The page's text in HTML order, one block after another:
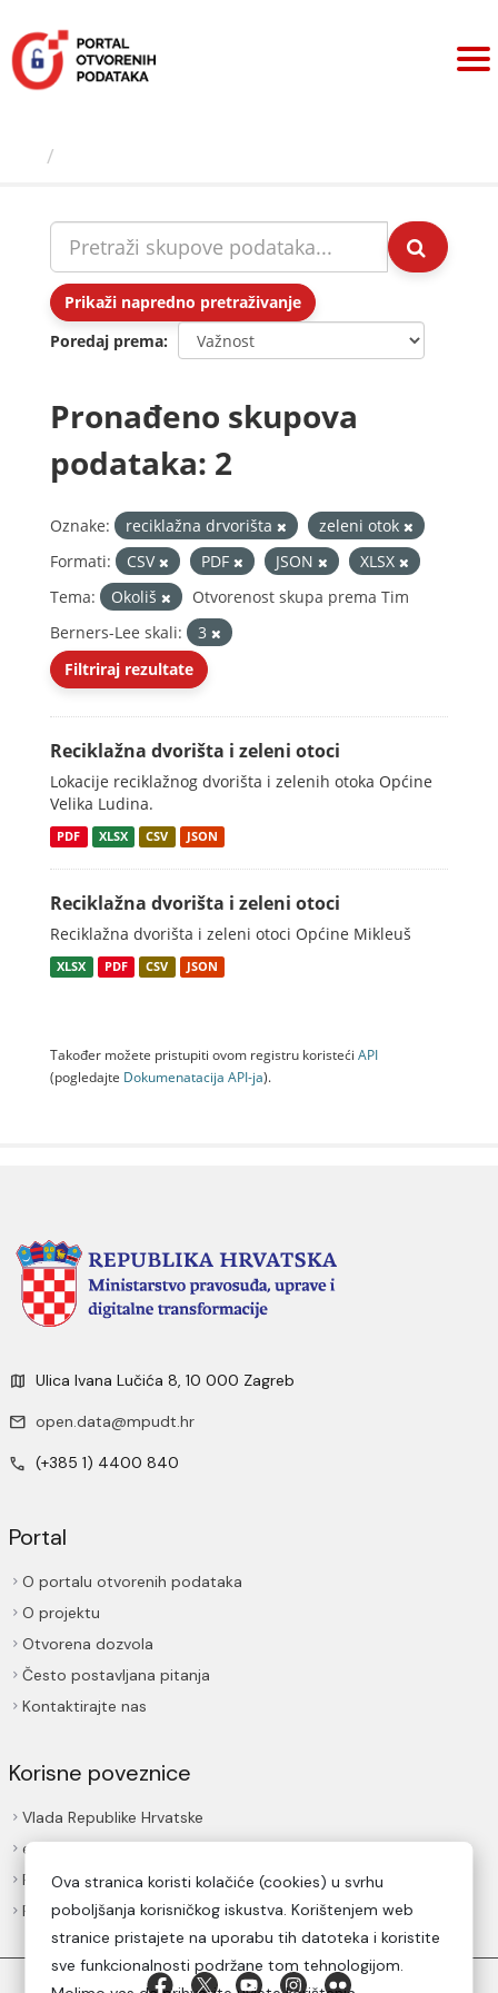
sadržaj
Prikaži napredno pretraživanje
Poredaj prema
Pronađeno skupova
podataka: 2
Oznake: reciklažna drvorišta
zeleni otok
Formati:
CSV PDF JSON
XLSX
Tema:
Okoliš
Otvorenost skupa prema Tim
Berners-Lee skali:
3
Filtriraj rezultate
Reciklažna dvorišta i zeleni otoci
Lokacije reciklažnog dvorišta i zelenih otoka Općine
Velika Ludina.
PDF XLSX CSV JSON
Reciklažna dvorišta i zeleni otoci
Reciklažna dvorišta i zeleni otoci Općine Mikleuš
XLSX PDF CSV JSON
Također možete pristupiti ovom registru koristeći API
(pogledajte Dokumenаtаcijа API-jа).